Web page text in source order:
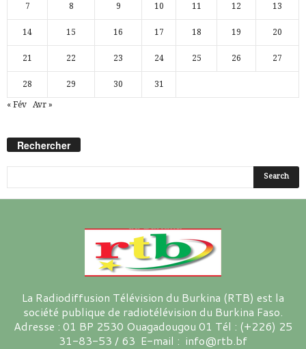
7 8 9 10 11 12 13
14 15 16 17 18 19 20
21 22 23 24 25 26 27
28 29 30 31
« Fév Avr »
Rechercher
La Radiodiffusion Télévision du Burkina (RTB) est la
société publique de radiotélévision du Burkina Faso.
Adresse : 01 BP 2530 Ouagadougou 01 Tél : (+226) 25
31-83-53 / 63 E-mail : info@rtb.bf